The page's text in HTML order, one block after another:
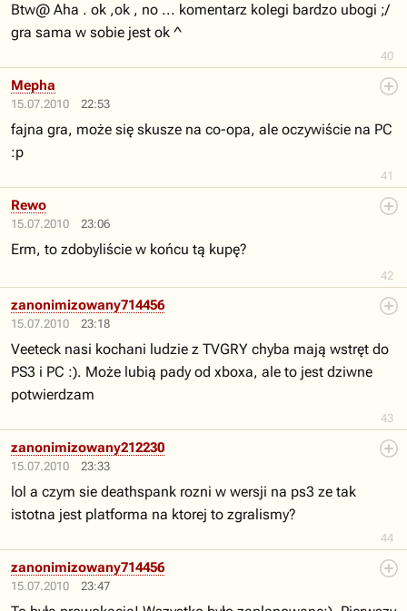
40
Btw@ Aha . ok ,ok , no ... komentarz kolegi bardzo ubogi ;/
gra sama w sobie jest ok ^
15.07.2010 22:53
41
Mepha
fajna gra, może się skusze na co-opa, ale oczywiście na PC
:p
15.07.2010 23:06
42
Rewo
Erm, to zdobyliście w końcu tą kupę?
15.07.2010 23:18
43
zanonimizowany714456
Veeteck nasi kochani ludzie z TVGRY chyba mają wstręt do
PS3 i PC :). Może lubią pady od xboxa, ale to jest dziwne
potwierdzam
15.07.2010 23:33
44
zanonimizowany212230
lol a czym sie deathspank rozni w wersji na ps3 ze tak
istotna jest platforma na ktorej to zgralismy?
15.07.2010 23:47
zanonimizowany714456